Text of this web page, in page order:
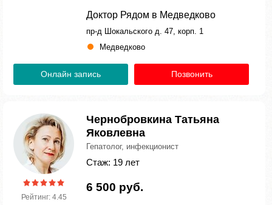
Доктор Рядом в Медведково
пр-д Шокальского д. 47, корп. 1
Медведково
Онлайн запись Позвонить
Рейтинг: 4.45
Чернобровкина Татьяна
Яковлевна
Гепатолог, инфекционист
Стаж: 19 лет
6 500 руб.